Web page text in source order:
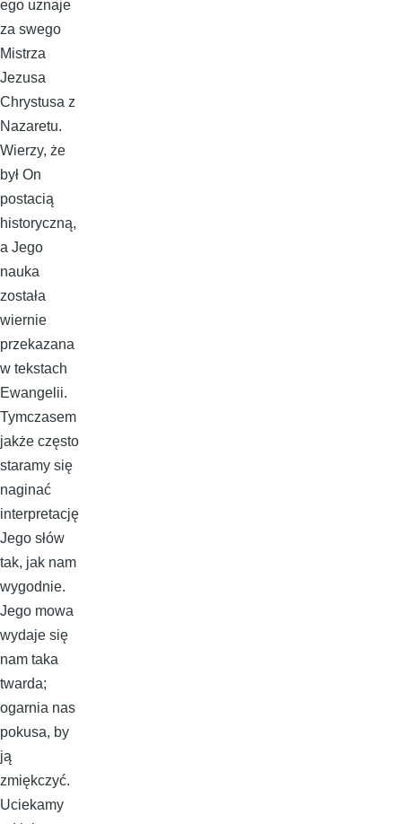
ego uznaje
za swego
Mistrza
Jezusa
Chrystusa z
Nazaretu.
Wierzy, że
był On
postacią
historyczną,
a Jego
nauka
została
wiernie
przekazana
w tekstach
Ewangelii.
Tymczasem
jakże często
staramy się
naginać
interpretację
Jego słów
tak, jak nam
wygodnie.
Jego mowa
wydaje się
nam taka
twarda;
ogarnia nas
pokusa, by
ją
zmiękczyć.
Uciekamy